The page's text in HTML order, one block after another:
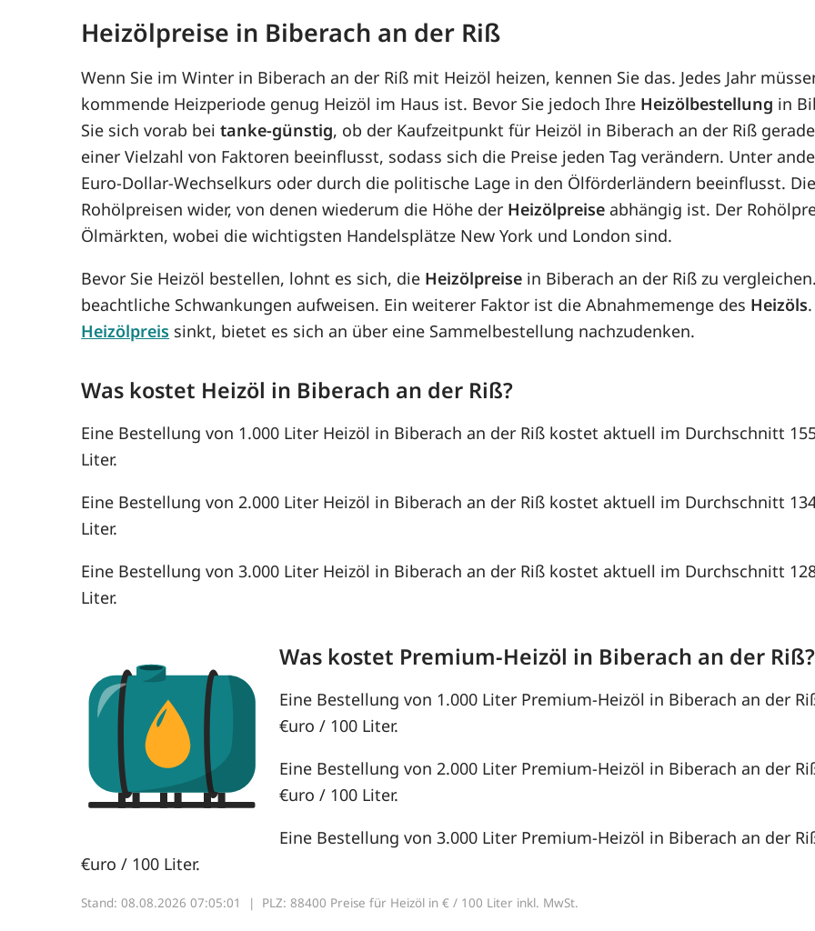
Heizölpreise in Biberach an der Riß
Wenn Sie im Winter in Biberach an der Riß mit Heizöl heizen, kennen Sie das. Jedes Jahr
kommende Heizperiode genug Heizöl im Haus ist. Bevor Sie jedoch Ihre Heizölbestellung in
Sie sich vorab beitanke-günstig, ob der Kaufzeitpunkt für Heizöl in Biberach an der Riß
einer Vielzahl von Faktoren beeinflusst, sodass sich die Preise jeden Tag verändern. Unter
Euro-Dollar-Wechselkurs oder durch die politische Lage in den Ölförderländern beeinflusst.
Rohölpreisen wider, von denen wiederum die Höhe der Heizölpreise abhängig ist. Der
Ölmärkten, wobei die wichtigsten Handelsplätze New York und London sind.
Bevor Sie Heizöl bestellen, lohnt es sich, die Heizölpreise in Biberach an der Riß zu
beachtliche Schwankungen aufweisen. Ein weiterer Faktor ist die Abnahmemenge des Heizöls
Heizölpreis sinkt, bietet es sich an über eine Sammelbestellung nachzudenken.
Was kostet Heizöl in Biberach an der Riß?
Eine Bestellung von 1.000 Liter Heizöl in Biberach an der Riß kostet aktuell im Durchschnitt
Liter.
Eine Bestellung von 2.000 Liter Heizöl in Biberach an der Riß kostet aktuell im Durchschnitt
Liter.
Eine Bestellung von 3.000 Liter Heizöl in Biberach an der Riß kostet aktuell im Durchschnitt
Liter.
Was kostet Premium-Heizöl in Biberach an der Riß?
Eine Bestellung von 1.000 Liter Premium-Heizöl in Biberach an der
€uro / 100 Liter.
Eine Bestellung von 2.000 Liter Premium-Heizöl in Biberach an der
€uro / 100 Liter.
Eine Bestellung von 3.000 Liter Premium-Heizöl in Biberach an der
€uro / 100 Liter.
Stand: 08.08.2026 07:05:01 | PLZ: 88400 Preise für Heizöl in € / 100 Liter inkl. MwSt.